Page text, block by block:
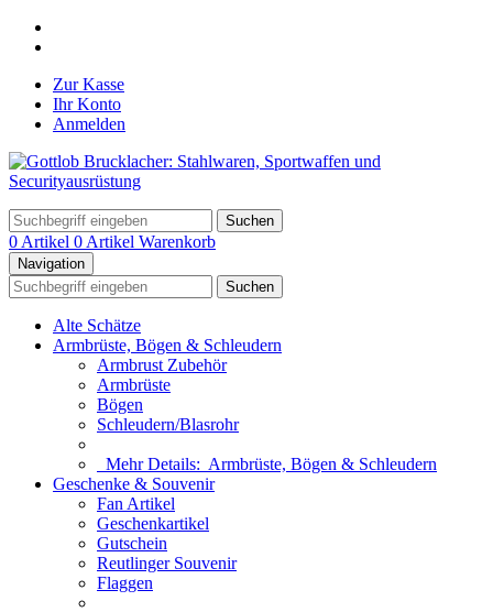
Zur Kasse
Ihr Konto
Anmelden
Suchen
0 Artikel 0 Artikel Warenkorb
Navigation
Suchen
Alte Schätze
Armbrüste, Bögen & Schleudern
Armbrust Zubehör
Armbrüste
Bögen
Schleudern/Blasrohr
Mehr Details: Armbrüste, Bögen & Schleudern
Geschenke & Souvenir
Fan Artikel
Geschenkartikel
Gutschein
Reutlinger Souvenir
Flaggen